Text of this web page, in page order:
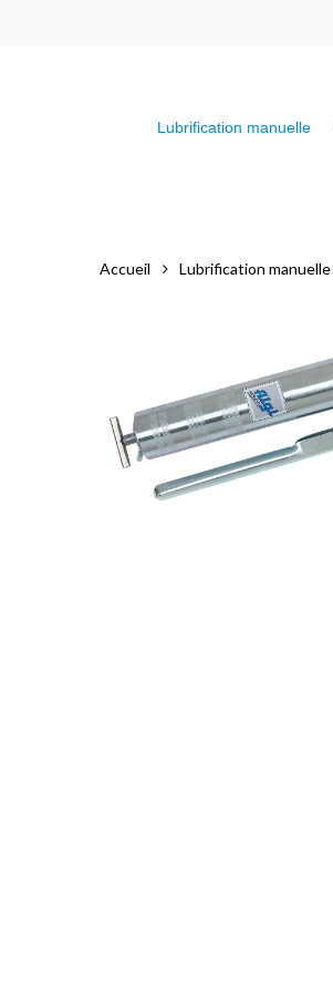
Lubrification manuelle
Accueil Lubrification manuelle